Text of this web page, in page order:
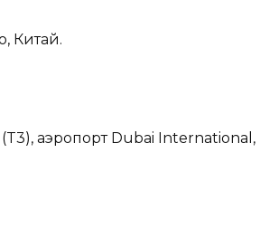
Китай.
аэропорт Dubai International,